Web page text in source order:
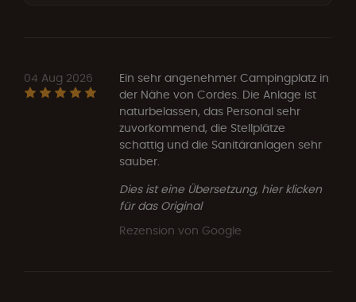
04 Aug 2026
Ein sehr angenehmer Campingplatz in
der Nähe von Cordes. Die Anlage ist
naturbelassen, das Personal sehr
zuvorkommend, die Stellplätze
schattig und die Sanitäranlagen sehr
sauber.
Dies ist eine Übersetzung, hier klicken
für das Original
Rezension von Google